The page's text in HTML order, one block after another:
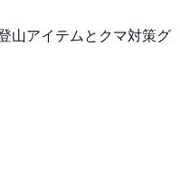
山アイテムとクマ対策グ